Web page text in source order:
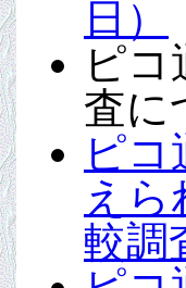
日）
ピコ
査に
ピコ
え
較調